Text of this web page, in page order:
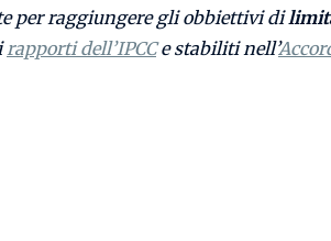
per raggiungere gli obbiettivi di
rapporti dell’IPCCe stabiliti nell’